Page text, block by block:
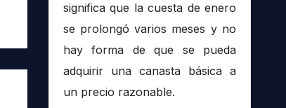
significa que la cuesta de enero
se prolongó varios meses y no
hay forma de que se pueda
adquirir una canasta básica a
un precio razonable.